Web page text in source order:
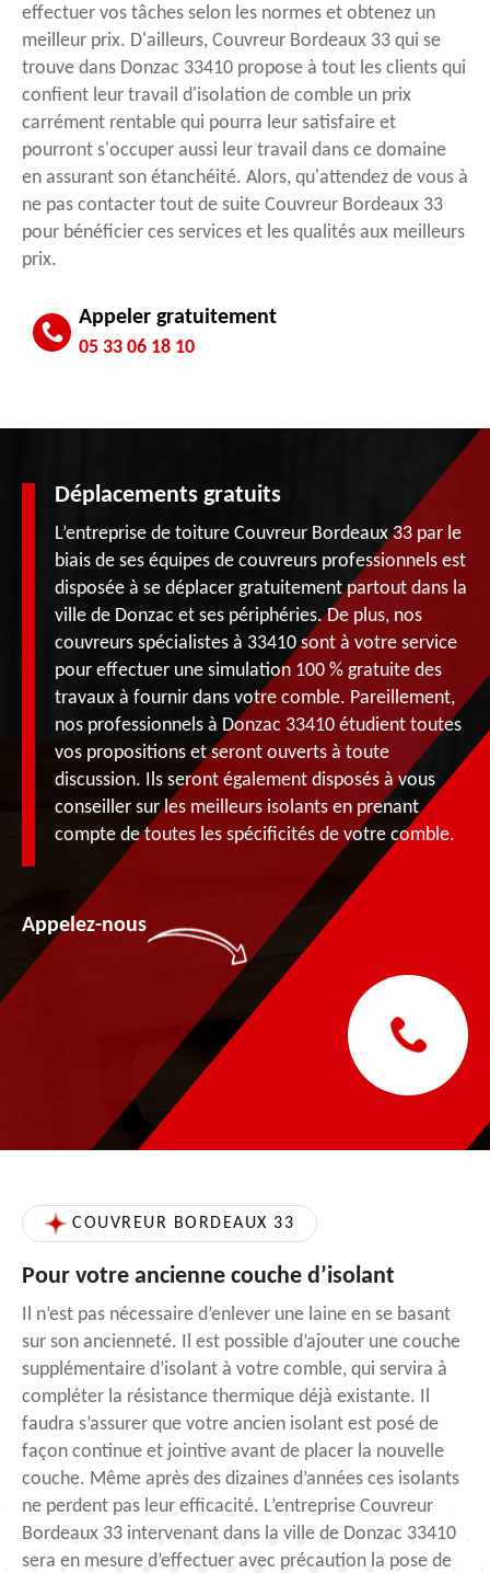
effectuer vos tâches selon les normes et obtenez un
meilleur prix. D'ailleurs, Couvreur Bordeaux 33 qui se
trouve dans Donzac 33410 propose à tout les clients qui
confient leur travail d'isolation de comble un prix
carrément rentable qui pourra leur satisfaire et
pourront s'occuper aussi leur travail dans ce domaine
en assurant son étanchéité. Alors, qu'attendez de vous à
ne pas contacter tout de suite Couvreur Bordeaux 33
pour bénéficier ces services et les qualités aux meilleurs
prix.
Appeler gratuitement
05 33 06 18 10
Déplacements gratuits
L’entreprise de toiture Couvreur Bordeaux 33 par le
biais de ses équipes de couvreurs professionnels est
disposée à se déplacer gratuitement partout dans la
ville de Donzac et ses périphéries. De plus, nos
couvreurs spécialistes à 33410 sont à votre service
pour effectuer une simulation 100 % gratuite des
travaux à fournir dans votre comble. Pareillement,
nos professionnels à Donzac 33410 étudient toutes
vos propositions et seront ouverts à toute
discussion. Ils seront également disposés à vous
conseiller sur les meilleurs isolants en prenant
compte de toutes les spécificités de votre comble.
Appelez-nous
COUVREUR BORDEAUX 33
Pour votre ancienne couche d’isolant
Il n’est pas nécessaire d’enlever une laine en se basant
sur son ancienneté. Il est possible d’ajouter une couche
supplémentaire d’isolant à votre comble, qui servira à
compléter la résistance thermique déjà existante. Il
faudra s’assurer que votre ancien isolant est posé de
façon continue et jointive avant de placer la nouvelle
couche. Même après des dizaines d’années ces isolants
ne perdent pas leur efficacité. L’entreprise Couvreur
Bordeaux 33 intervenant dans la ville de Donzac 33410
sera en mesure d’effectuer avec précaution la pose de